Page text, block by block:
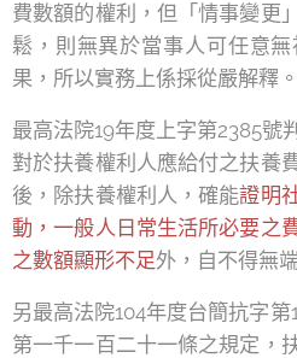
費數額的權利，但「情事變更
鬆，則無異於當事人可任意
果，所以實務上係採從嚴解釋。
最高法院19年度上字第2385號
對於扶養權利人應給付之扶養
後，除扶養權利人，確能證明
動，一般人日常生活所必要之
之數額顯形不足外，自不得無
另最高法院104年度台簡抗字
第一千一百二十一條之規定，